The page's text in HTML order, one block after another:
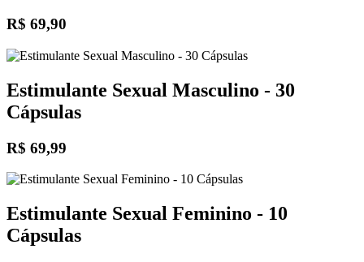
R$ 69,90
Estimulante Sexual Masculino - 30
Cápsulas
R$ 69,99
Estimulante Sexual Feminino - 10
Cápsulas